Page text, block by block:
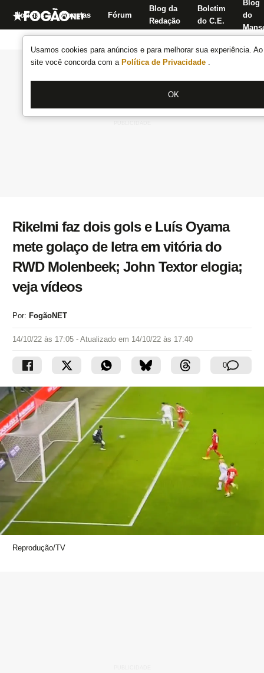
Usamos cookies para anúncios e para melhorar sua experiência.
site você concorda com a Política de Privacidade .
OK
Notícias Apostas Fórum
Blog da
Redação
Boletim
do C.E.
Blog
do
Rikelmi faz dois gols e Luís Oyama
mete golaço de letra em vitória do
RWD Molenbeek; John Textor elogia;
veja vídeos
Por: FogãoNET
14/10/22 às 17:05 - Atualizado em 14/10/22 às 17:40
0
Reprodução/TV